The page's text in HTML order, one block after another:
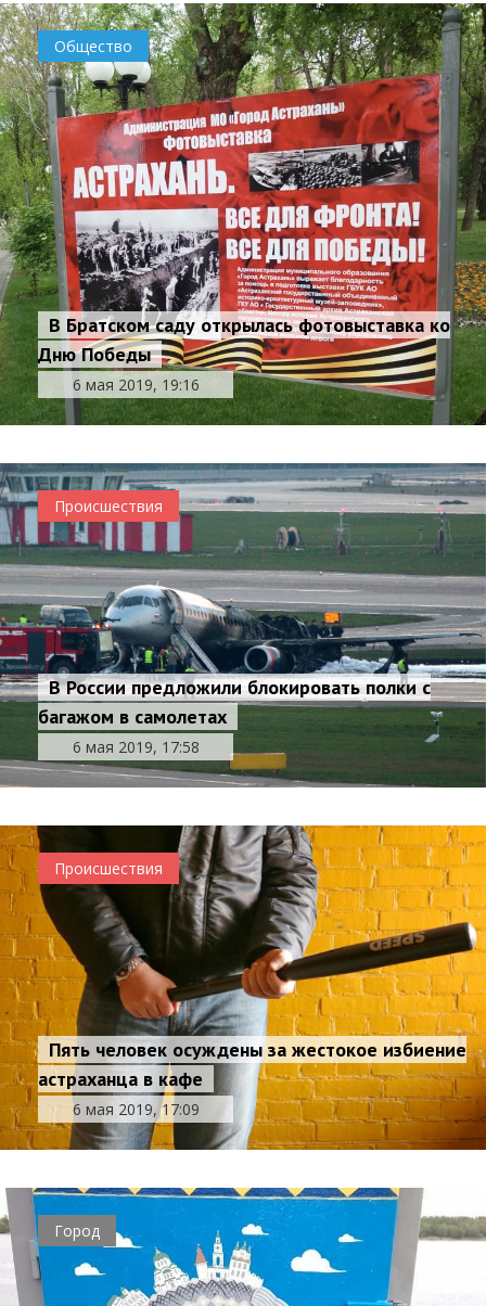
Общество
В Братском саду открылась фотовыставка ко
Дню Победы
6 мая 2019, 19:16
Происшествия
В России предложили блокировать полки с
багажом в самолетах
6 мая 2019, 17:58
Происшествия
Пять человек осуждены за жестокое избиение
астраханца в кафе
6 мая 2019, 17:09
Город